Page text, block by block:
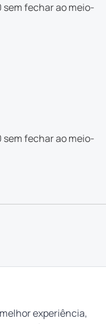
sem fechar ao meio-
sem fechar ao meio-
experiência,